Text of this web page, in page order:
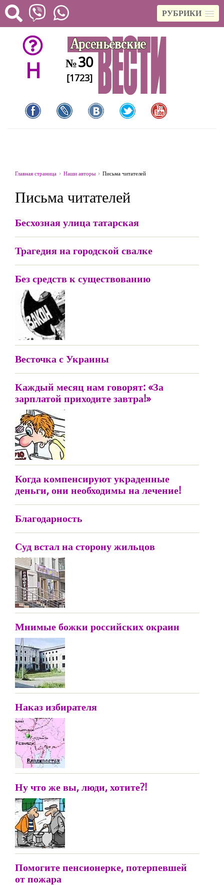
РУБРИКИ
H №30
[1723]
Главная страница Наши авторы Письма читателей
Письма читателей
Бесхозная улица татарская
Трагедия на городской свалке
Без средств к существованию
Весточка с Украины
Каждый месяц нам говорят: «За
зарплатой приходите завтра!»
Когда компенсируют украденные
деньги, они необходимы на лечение!
Благодарность
Суд встал на сторону жильцов
Мнимые божки российских окраин
Наказ избирателя
Ну что же вы, люди, хотите?!
Помогите пенсионерке, потерпевшей
от пожара